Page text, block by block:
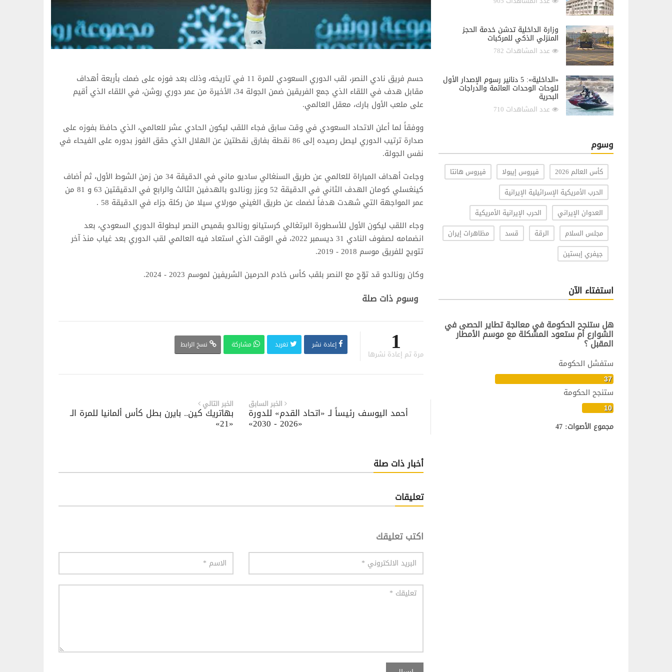
حسم فريق نادي النصر، لقب الدوري السعودي للمرة 11 في تاريخه، وذلك بعد فوزه على ضمك بأربعة أهداف
مقابل هدف في اللقاء الذي جمع الفريقين ضمن الجولة 34، الأخيرة من عمر دوري روشن، في اللقاء الذي أقيم
على ملعب الأول بارك، معقل العالمي.
ووفقاً لما أعلن الاتحاد السعودي في وقت سابق فجاء اللقب ليكون الحادي عشر للعالمي، الذي حافظ بفوزه على
صدارة ترتيب الدوري ليصل رصيده إلى 86 نقطة بفارق نقطتين عن الهلال الذي حقق الفوز بدوره على الفيحاء في
نفس الجولة.
وجاءت أهداف المباراة للعالمي عن طريق السنغالي ساديو ماني في الدقيقة 34 من زمن الشوط الأول، ثم أضاف
كينغسلي كومان الهدف الثاني في الدقيقة 52 وعزز رونالدو بالهدفين الثالث والرابع في الدقيقتين 63 و 81 من
عمر المواجهة التي شهدت هدفاً لضمك عن طريق الغيني مورلاي سيلا من ركلة جزاء في الدقيقة 58 .
وجاء اللقب ليكون الأول للأسطورة البرتغالي كرستيانو رونالدو بقميص النصر لبطولة الدوري السعودي، بعد
انضمامه لصفوف النادي 31 ديسمبر 2022، في الوقت الذي استعاد فيه العالمي لقب الدوري بعد غياب منذ آخر
تتويج للفريق موسم 2018 - 2019.
وكان رونالدو قد توّج مع النصر بلقب كأس خادم الحرمين الشريفين لموسم 2023 - 2024.
وسوم ذات صلة
1
مرة تم إعادة نشرها
إعادة نشر تغريد مشاركة نسخ الرابط
الخبر التالي
بهاتريك كين.. بايرن بطل كأس ألمانيا للمرة الـ
«21»
الخبر السابق
أحمد اليوسف رئيساً لـ «اتحاد القدم» للدورة
«2026 - 2030»
أخبار ذات صلة
تعليقات
اكتب تعليقك
وزارة الداخلية تدشن خدمة الحجز
المنزلي الذكي للمركبات
عدد المشاهدات 782
«الداخلية»: 5 دنانير رسوم الإصدار الأول
للوحات الوحدات العائمة والدراجات
البحرية
عدد المشاهدات 710
وسوم
كأس العالم 2026 فيروس إيبولا
فيروس هانتا
الحرب الأمريكية الإسرائيلية الإيرانية
العدوان الإيراني
الحرب الإيرانية الأمريكية
مجلس السلام
الرقة قسد
مظاهرات إيران
جيفري إبستين
استفتاء الآن
هل ستنجح الحكومة في معالجة تطاير الحصى في
الشوارع أم ستعود المشكلة مع موسم الأمطار
المقبل ؟
ستفشل الحكومة
37
ستنجح الحكومة
10
مجموع الأصوات: 47